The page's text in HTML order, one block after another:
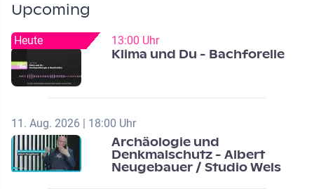
Upcoming
Heute 13:00 Uhr
Klima und Du - Bachforelle
11. Aug. 2026 | 18:00 Uhr
Archäologie und
Denkmalschutz - Albert
Neugebauer / Studio Wels